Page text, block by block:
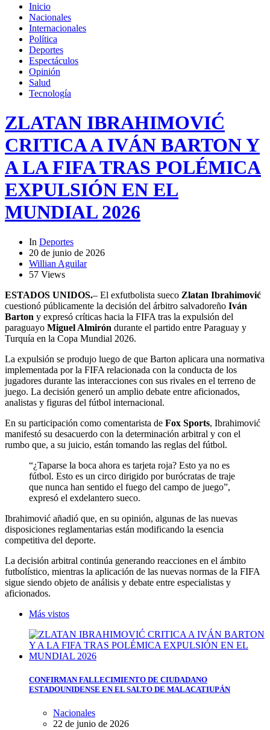
Inicio
Nacionales
Internacionales
Política
Deportes
Espectáculos
Opinión
Salud
Tecnología
ZLATAN IBRAHIMOVIĆ
CRITICA A IVÁN BARTON Y
A LA FIFA TRAS POLÉMICA
EXPULSIÓN EN EL
MUNDIAL 2026
In Deportes
20 de junio de 2026
Willian Aguilar
57 Views
ESTADOS UNIDOS.– El exfutbolista sueco Zlatan Ibrahimović
cuestionó públicamente la decisión del árbitro salvadoreño Iván
Barton y expresó críticas hacia la FIFA tras la expulsión del
paraguayo Miguel Almirón durante el partido entre Paraguay y
Turquía en la Copa Mundial 2026.
La expulsión se produjo luego de que Barton aplicara una normativa
implementada por la FIFA relacionada con la conducta de los
jugadores durante las interacciones con sus rivales en el terreno de
juego. La decisión generó un amplio debate entre aficionados,
analistas y figuras del fútbol internacional.
En su participación como comentarista de Fox Sports, Ibrahimović
manifestó su desacuerdo con la determinación arbitral y con el
rumbo que, a su juicio, están tomando las reglas del fútbol.
“¿Taparse la boca ahora es tarjeta roja? Esto ya no es
fútbol. Esto es un circo dirigido por burócratas de traje
que nunca han sentido el fuego del campo de juego”,
expresó el exdelantero sueco.
Ibrahimović añadió que, en su opinión, algunas de las nuevas
disposiciones reglamentarias están modificando la esencia
competitiva del deporte.
La decisión arbitral continúa generando reacciones en el ámbito
futbolístico, mientras la aplicación de las nuevas normas de la FIFA
sigue siendo objeto de análisis y debate entre especialistas y
aficionados.
Más vistos
CONFIRMAN FALLECIMIENTO DE CIUDADANO
ESTADOUNIDENSE EN EL SALTO DE MALACATIUPÁN
Nacionales
22 de junio de 2026